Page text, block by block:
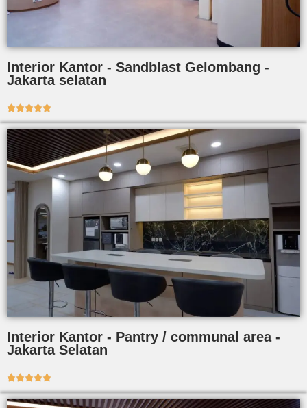
Interior Kantor - Sandblast Gelombang -
Jakarta selatan

Interior Kantor - Pantry / communal area -
Jakarta Selatan
